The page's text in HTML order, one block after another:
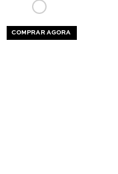
COMPRAR AGORA